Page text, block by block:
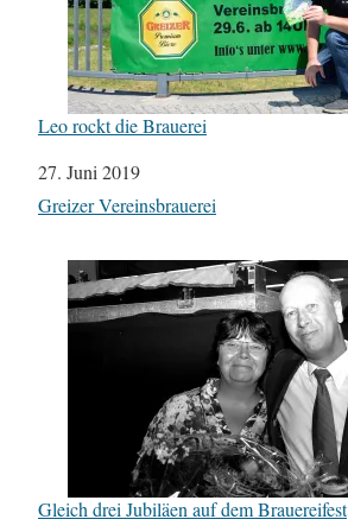
Leo rockt die Brauerei
Datum
27. Juni 2019
In Bezug auf
Greizer Vereinsbrauerei
Gleich drei Jubiläen auf dem Brauereifest